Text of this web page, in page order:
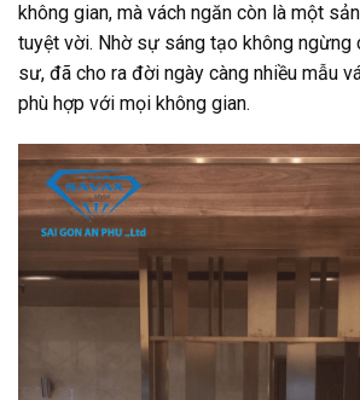
không gian, mà vách ngăn còn là một
tuyệt vời. Nhờ sự sáng tạo không ngừng
sư, đã cho ra đời ngày càng nhiều mẫu
phù hợp với mọi không gian.